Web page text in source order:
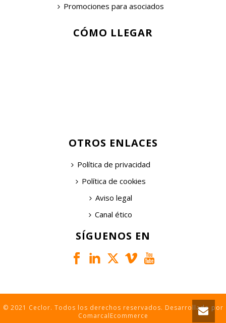
Promociones para asociados
CÓMO LLEGAR
OTROS ENLACES
Política de privacidad
Política de cookies
Aviso legal
Canal ético
SÍGUENOS EN
© 2021 Ceclor. Todos los derechos reservados. Desarrollado por
ComarcalEcommerce